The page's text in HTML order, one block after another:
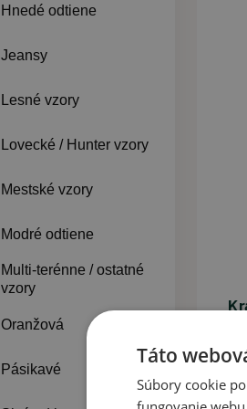
Hnedé odtiene
Jeansy
Lesné vzory
Lovecké / Hunter vzory
Mestské vzory
Modré odtiene
Multi-terénne / ostatné
vzory
Oranžová
Pásikavé
Táto
Súbory cookie